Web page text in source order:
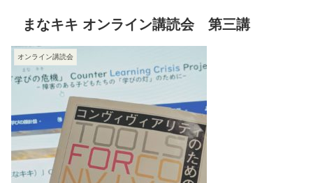
ーン
リー
の読
スム
ーズ
にで
きま
す
まなキキ オンライン講読会 第三講
オンライン講読会